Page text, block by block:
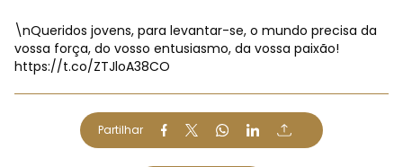
\nQueridos jovens, para levantar-se, o mundo precisa da
vossa força, do vosso entusiasmo, da vossa paixão!
https://t.co/ZTJloA38CO
Partilhar